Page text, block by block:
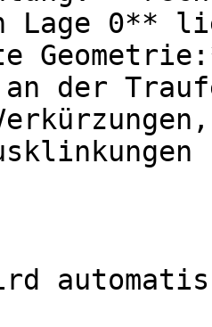
Lage 0**